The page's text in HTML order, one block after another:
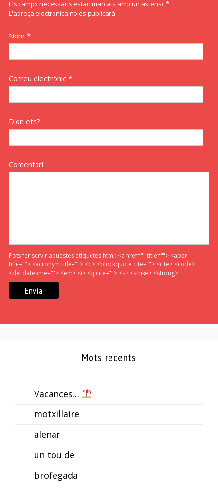
Els camps necessaris estan marcats amb un asterisc *
L'adreça electrònica no es publicarà.
Nom *
Correu electrònic *
D'on ets?
Comentari
Pots fer servir aquestes etiquetes html: <a href="" title=""> <abbr
title=""> <acronym title=""> <b> <blockquote cite=""> <cite> <code>
<del datetime=""> <em> <i> <q cite=""> <s> <strike> <strong>
Mots recents
Vacances…
motxillaire
alenar
un tou de
brofegada